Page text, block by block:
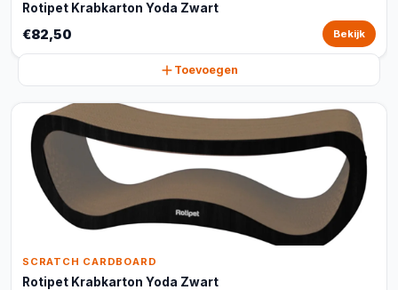
Rotipet Krabkarton Yoda Zwart
€82,50 Bekijk
Toevoegen
SCRATCH CARDBOARD
Rotipet Krabkarton Yoda Zwart